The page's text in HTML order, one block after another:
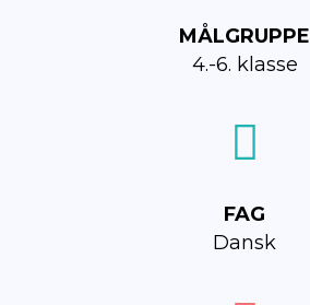
MÅLGRUPPE
4.-6. klasse
FAG
Dansk